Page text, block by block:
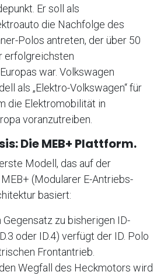
Er soll als
die Nachfolge des
Polos antreten, der über 50
erfolgreichsten
war. Volkswagen
als „Elektro-Volkswagen“ für
die Elektromobilität in
voranzutreiben.
Die MEB+ Plattform.
Modell, das auf der
(Modularer E-Antriebs-
basiert:
Gegensatz zu bisherigen ID-
oder ID.4) verfügt der ID. Polo
Frontantrieb.
Wegfall des Heckmotors wird